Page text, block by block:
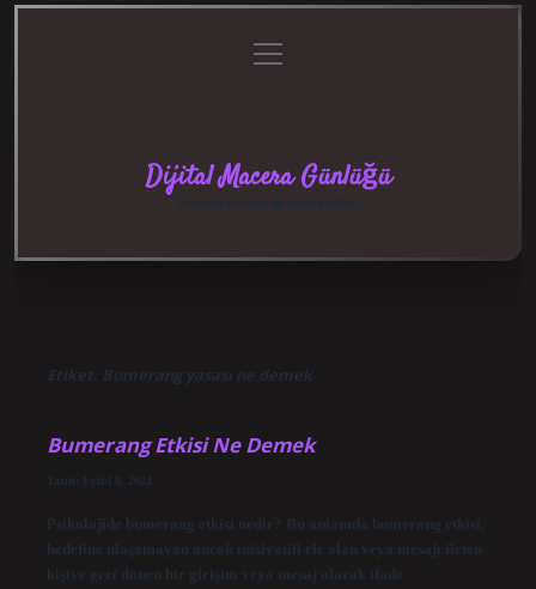
menüyü
aç
Dijital Macera Günlüğü
Etiket: Bumerang yasası ne demek
Bumerang Etkisi Ne Demek
Tarih: Eylül 8, 2024
Psikolojide bumerang etkisi nedir? Bu anlamda bumerang etkisi,
hedefine ulaşamayan ancak inisiyatifi ele alan veya mesajı ileten
kişiye geri dönen bir girişim veya mesaj olarak ifade